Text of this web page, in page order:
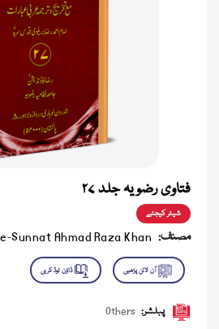
فتاوی رضویہ جلد ۲۷
شیئر کیجئے
مصنف: Sunnat Ahmad Raza Khan
پبلشر: Others